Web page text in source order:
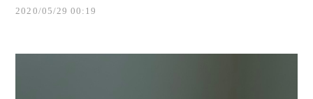
2020/05/29 00:19